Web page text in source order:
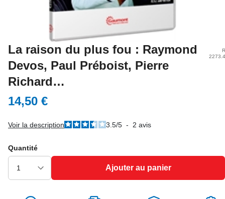
La raison du plus fou : Raymond
Devos, Paul Préboist, Pierre
Richard…
14,50 €
Voir la description 3.5/5 - 2 avis
Quantité
Ajouter au panier